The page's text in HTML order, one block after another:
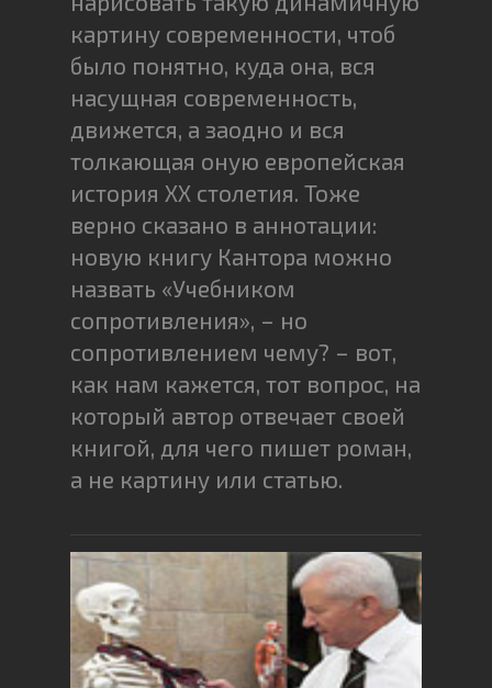
картину современности, чтоб
было понятно, куда она, вся
насущная современность,
движется, а заодно и вся
толкающая оную европейская
история ХХ столетия. Тоже
верно сказано в аннотации:
новую книгу Кантора можно
назвать «Учебником
сопротивления», – но
сопротивлением чему? – вот,
как нам кажется, тот вопрос, на
который автор отвечает своей
книгой, для чего пишет роман,
а не картину или статью.